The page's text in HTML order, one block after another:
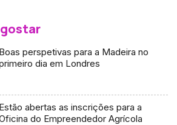
Boas perspetivas para a Madeira no
dia em Londres
Estão abertas as inscrições para a
do Empreendedor Agrícola